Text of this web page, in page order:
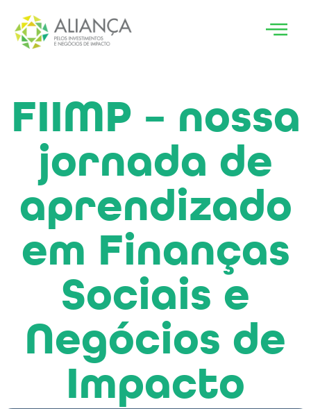
FIIMP – nossa
jornada de
aprendizado
em Finanças
Sociais e
Negócios de
Impacto